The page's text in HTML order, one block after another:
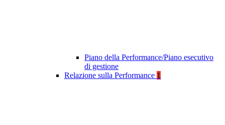
Piano della Performance/Piano esecutivo
di gestione
Relazione sulla Performance 1